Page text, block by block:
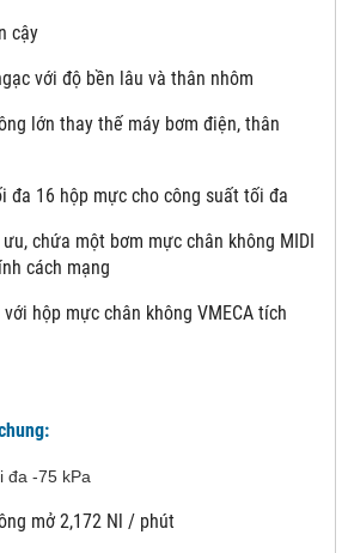
cậy
với độ bền lâu và thân nhôm
lớn thay thế máy bơm điện, thân
đa 16 hộp mực cho công suất tối đa
chứa một bơm mực chân không MIDI
cách mạng
hộp mực chân không VMECA tích
đa -75 kPa
mở 2,172 Nl / phút